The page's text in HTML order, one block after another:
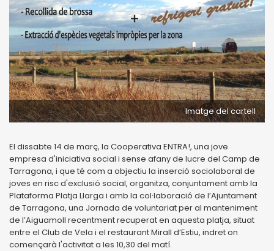
Imatge del cartell
El dissabte 14 de març, la Cooperativa ENTRA!, una jove
empresa d'iniciativa social i sense afany de lucre del Camp de
Tarragona, i que té com a objectiu la inserció sociolaboral de
joves en risc d'exclusió social, organitza, conjuntament amb la
Plataforma Platja Llarga i amb la col·laboració de l’Ajuntament
de Tarragona, una Jornada de voluntariat per al manteniment
de l’Aiguamoll recentment recuperat en aquesta platja, situat
entre el Club de Vela i el restaurant Mirall d’Estiu, indret on
començarà l'activitat a les 10,30 del matí.